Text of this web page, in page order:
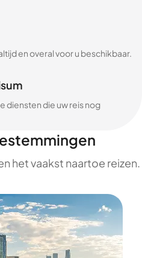
en overal voor u beschikbaar.
diensten die uw reis nog
het vaakst naartoe reizen.